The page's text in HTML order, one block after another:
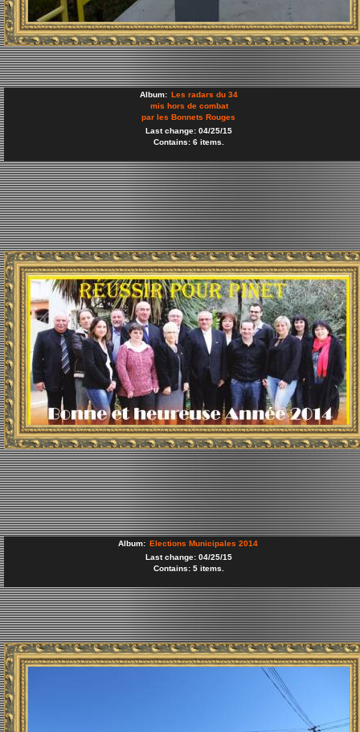
Album: Les radars du 34
mis hors de combat
par les Bonnets Rouges
Last change: 04/25/15
Contains: 6 items.
Album: Elections Municipales 2014
Last change: 04/25/15
Contains: 5 items.